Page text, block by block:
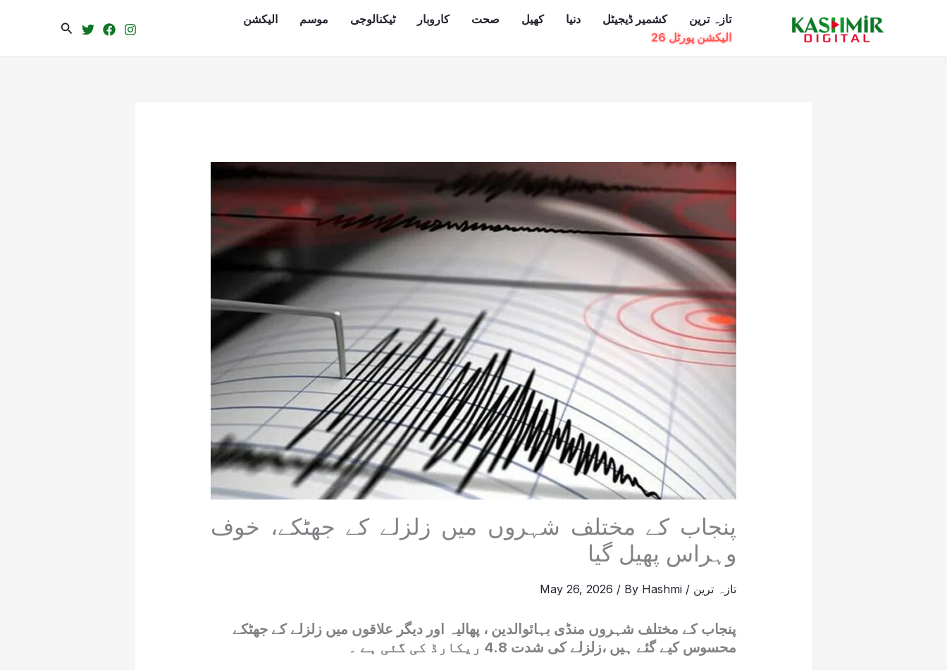
تازہ ترین کشمیر ڈیجیٹل دنیا کھیل صحت کاروبار ٹیکنالوجی موسم
الیکشن
الیکشن پورٹل 26
Search
پنجاب کے مختلف شہروں میں زلزلے کے جھٹکے، خوف
وہراس پھیل گیا
تازہ ترین /
May 26, 2026 / By Hashmi
پنجاب کے مختلف شہروں منڈی بہائوالدین ، پھالیہ اور دیگر علاقوں میں زلزلے کے جھٹکے
محسوس کیے گئے ہیں ،زلزلے کی شدت 4.8 ریکارڈ کی گئی ہے ۔